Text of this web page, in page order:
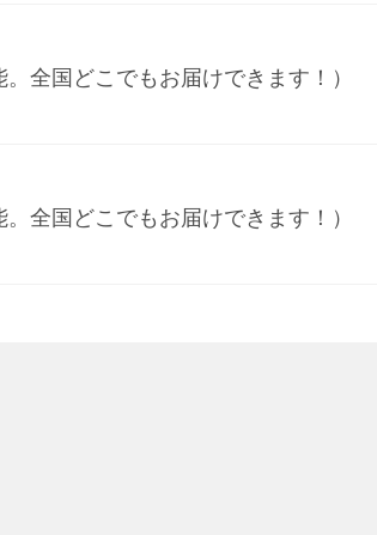
全国どこでもお届けできます！）
全国どこでもお届けできます！）